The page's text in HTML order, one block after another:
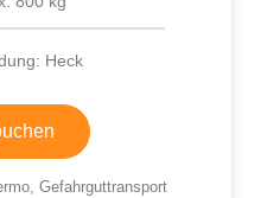
Heck
Gefahrguttransport